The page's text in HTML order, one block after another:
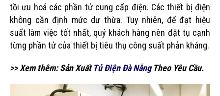
tồi ưu hoá các phần tử cung cấp điện. Các thiết bị điện
không cần định mức dư thừa. Tuy nhiên, để đạt hiệu
suất làm việc tốt nhất, quý khách hàng nên đặt tụ cạnh
từng phần tử của thiết bị tiêu thụ công suất phản kháng.
>> Xem thêm: Sản XuấtTủ Điện Đà NẵngTheo Yêu Cầu.